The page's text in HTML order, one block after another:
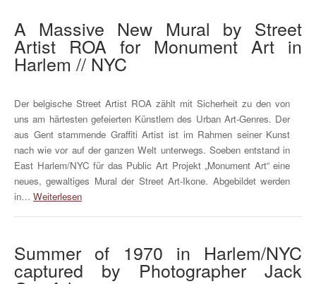
A Massive New Mural by Street
Artist ROA for Monument Art in
Harlem // NYC
Der belgische Street Artist ROA zählt mit Sicherheit zu den von
uns am härtesten gefeierten Künstlern des Urban Art-Genres. Der
aus Gent stammende Graffiti Artist ist im Rahmen seiner Kunst
nach wie vor auf der ganzen Welt unterwegs. Soeben entstand in
East Harlem/NYC für das Public Art Projekt „Monument Art“ eine
neues, gewaltiges Mural der Street Art-Ikone. Abgebildet werden
in… Weiterlesen
Summer of 1970 in Harlem/NYC
captured by Photographer Jack